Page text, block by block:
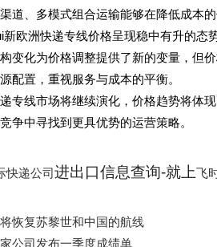
道、多模式组合运输能够在降低成本
新欧洲快递专线价格呈现稳中有升的
变化为价格调整提供了新的变量，但
配置，重视服务与成本的平衡。
专线市场将继续演化，价格趋势将体
争中寻找到更具优势的运营策略。
快递公司进出口信息查询-就上飞
恢复苏黎世和中国的航线
公司发布一季度成绩单